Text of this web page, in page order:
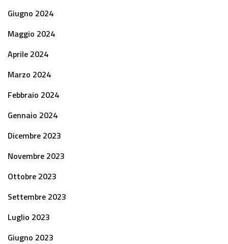
Giugno 2024
Maggio 2024
Aprile 2024
Marzo 2024
Febbraio 2024
Gennaio 2024
Dicembre 2023
Novembre 2023
Ottobre 2023
Settembre 2023
Luglio 2023
Giugno 2023